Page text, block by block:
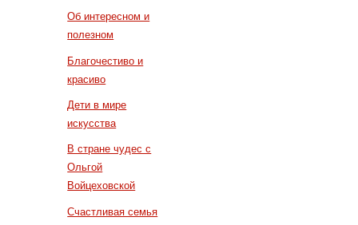
Об интересном и
полезном
Благочестиво и
красиво
Дети в мире
искусства
В стране чудес с
Ольгой
Войцеховской
Счастливая семья